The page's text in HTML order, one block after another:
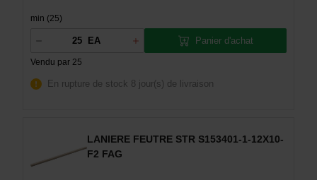
min (25)
EA
Vendu par 25
Panier d'achat
En rupture de stock 8 jour(s) de livraison
LANIERE FEUTRE STR S153401-1-12X10-
F2 FAG